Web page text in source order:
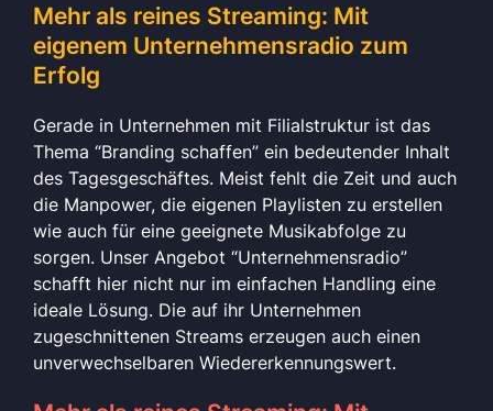
Mehr als reines Streaming: Mit
eigenem Unternehmensradio zum
Erfolg
Gerade in Unternehmen mit Filialstruktur ist das
Thema “Branding schaffen” ein bedeutender Inhalt
des Tagesgeschäftes. Meist fehlt die Zeit und auch
die Manpower, die eigenen Playlisten zu erstellen
wie auch für eine geeignete Musikabfolge zu
sorgen. Unser Angebot “Unternehmensradio”
schafft hier nicht nur im einfachen Handling eine
ideale Lösung. Die auf ihr Unternehmen
zugeschnittenen Streams erzeugen auch einen
unverwechselbaren Wiedererkennungswert.